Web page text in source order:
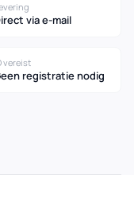
via e-mail
vereist
registratie nodig